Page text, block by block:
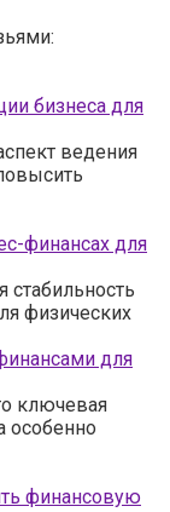
бизнеса для
ведения
финансах для
физических
для
ключевая
особенно
финансовую